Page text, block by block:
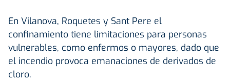
En Vilanova, Roquetes y Sant Pere el
confinamiento tiene limitaciones para personas
vulnerables, como enfermos o mayores, dado que
el incendio provoca emanaciones de derivados de
cloro.